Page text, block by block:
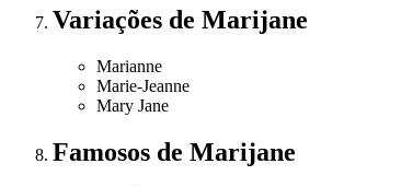
Variações de Marijane
Marianne
Marie-Jeanne
Mary Jane
Famosos de Marijane